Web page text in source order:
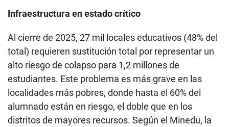
Infraestructura en estado crítico
Al cierre de 2025, 27 mil locales educativos (48% del
total) requieren sustitución total por representar un
alto riesgo de colapso para 1,2 millones de
estudiantes. Este problema es más grave en las
localidades más pobres, donde hasta el 60% del
alumnado están en riesgo, el doble que en los
distritos de mayores recursos. Según el Minedu, la